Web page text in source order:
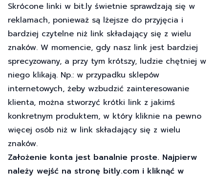
Skrócone linki w bit.ly świetnie sprawdzają się w
reklamach, ponieważ są lżejsze do przyjęcia i
bardziej czytelne niż link składający się z wielu
znaków. W momencie, gdy nasz link jest bardziej
sprecyzowany, a przy tym krótszy, ludzie chętniej w
niego klikają. Np.: w przypadku sklepów
internetowych, żeby wzbudzić zainteresowanie
klienta, można stworzyć krótki link z jakimś
konkretnym produktem, w który kliknie na pewno
więcej osób niż w link składający się z wielu
znaków.
Założenie konta jest banalnie proste. Najpierw
należy wejść na stronę bitly.com i kliknąć w